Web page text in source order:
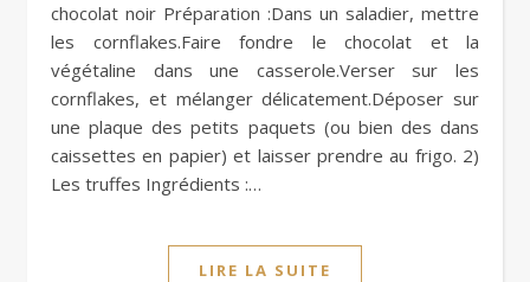
chocolat noir Préparation :Dans un saladier, mettre
les cornflakes.Faire fondre le chocolat et la
végétaline dans une casserole.Verser sur les
cornflakes, et mélanger délicatement.Déposer sur
une plaque des petits paquets (ou bien des dans
caissettes en papier) et laisser prendre au frigo. 2)
Les truffes Ingrédients :…
LIRE LA SUITE